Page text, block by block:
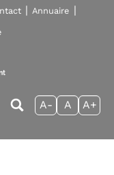
Annuaire
A- A A+